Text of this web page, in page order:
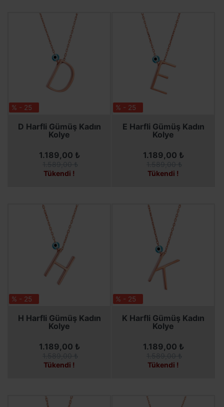
% - 25
D Harfli Gümüş Kadın
Kolye
SEPETE EKLE
1.189,00 ₺
Tükendi !
% - 25
E Harfli Gümüş Kadın
Kolye
SEPETE EKLE
1.189,00 ₺
Tükendi !
% - 25
H Harfli Gümüş Kadın
Kolye
SEPETE EKLE
1.189,00 ₺
Tükendi !
% - 25
K Harfli Gümüş Kadın
Kolye
SEPETE EKLE
1.189,00 ₺
Tükendi !